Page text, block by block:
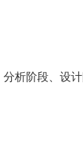
析阶段、设